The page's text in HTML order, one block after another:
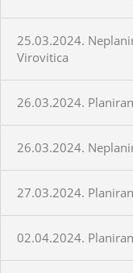
25.03.2024.
Virovitica
26.03.2024.
26.03.2024.
27.03.2024.
02.04.2024.